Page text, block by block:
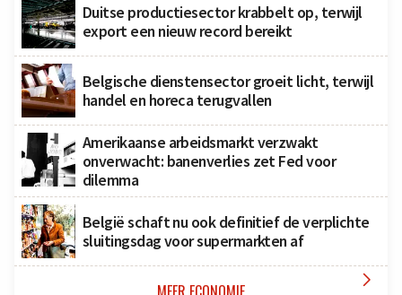
Duitse productiesector krabbelt op, terwijl
export een nieuw record bereikt
Belgische dienstensector groeit licht, terwijl
handel en horeca terugvallen
Amerikaanse arbeidsmarkt verzwakt
onverwacht: banenverlies zet Fed voor
dilemma
België schaft nu ook definitief de verplichte
sluitingsdag voor supermarkten af
